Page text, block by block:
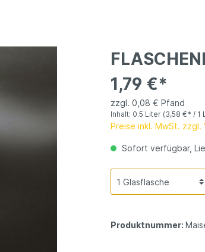
1,79 €*
zzgl. 0,08 € Pfand
Inhalt: 0.5 Liter (3,58 €* / 1
Preise inkl. MwSt. zzgl.
Sofort verfügbar,
Produktnummer: